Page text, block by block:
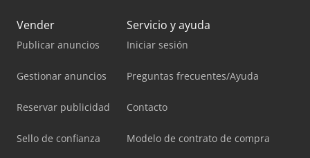
Vender
Publicar anuncios
Gestionar anuncios
Reservar publicidad
Sello de confianza
Servicio y ayuda
Iniciar sesión
Preguntas frecuentes/Ayuda
Contacto
Modelo de contrato de compra